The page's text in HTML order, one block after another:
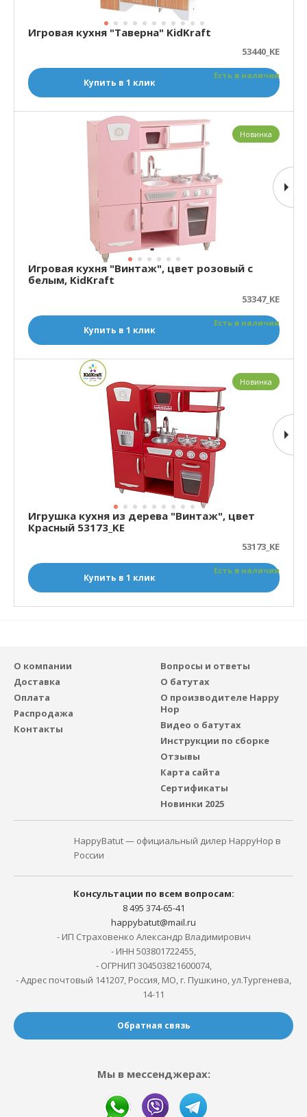
Игровая кухня "Таверна" KidKraft
53440_KE
Есть в наличии
Купить в 1 клик
Игровая кухня "Винтаж", цвет розовый c
белым, KidKraft
53347_KE
Есть в наличии
Купить в 1 клик
Новинка
Игрушка кухня из дерева "Винтаж", цвет
Красный 53173_KE
53173_KE
Есть в наличии
Купить в 1 клик
Новинка
О компании
Доставка
Оплата
Распродажа
Контакты
Вопросы и ответы
О батутах
О производителе Happy
Hop
Видео о батутах
Инструкции по сборке
Отзывы
Карта сайта
Сертификаты
Новинки 2025
HappyBatut — официальный дилер HappyHop в
России
Консультации по всем вопросам:
8 495 374-65-41
happybatut@mail.ru
- ИП Страховенко Александр Владимирович
- ИНН 503801722455,
- ОГРНИП 304503821600074,
- Адрес почтовый 141207, Россия, МО, г. Пушкино, ул.Тургенева,
14-11
Обратная связь
Мы в мессенджерах: